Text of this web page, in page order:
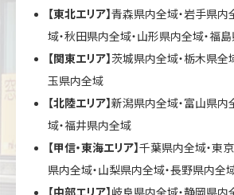
【東北エリア】青森県内全域・岩手県内
域・秋田県内全域・山形県内全域・福
【関東エリア】茨城県内全域・栃木県全
玉県内全域
【北陸エリア】新潟県内全域・富山県内
域・福井県内全域
【甲信・東海エリア】千葉県内全域・東
県内全域・山梨県内全域・長野県内全
【中部エリア】岐阜県内全域・静岡県内